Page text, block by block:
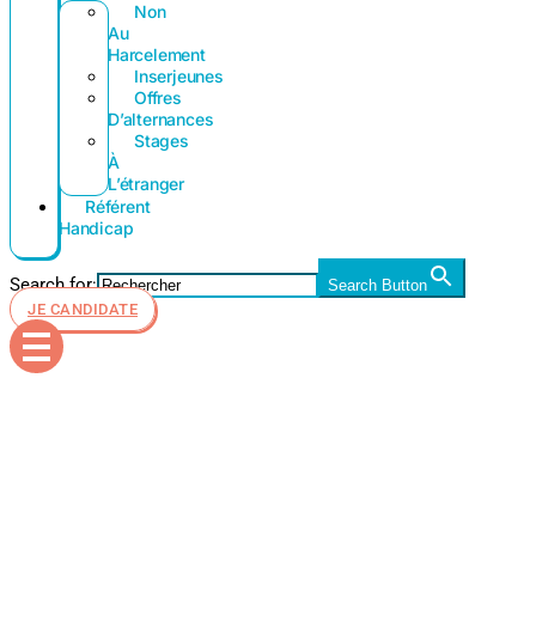
Non
Au
Harcelement
Inserjeunes
Offres
D’alternances
Stages
À
L’étranger
Référent
Handicap
Search for:
Search Button
JE CANDIDATE